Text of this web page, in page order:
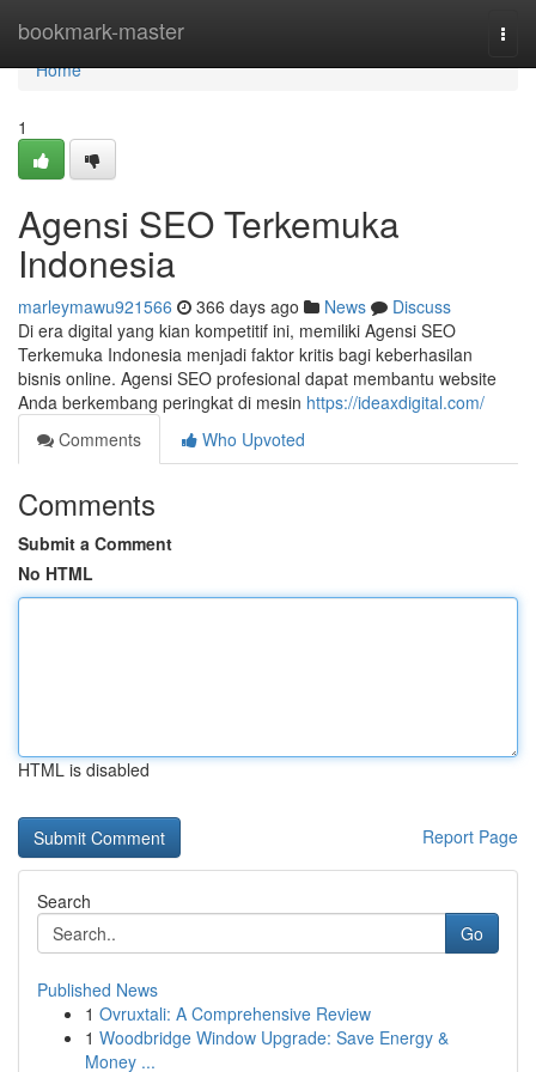
bookmark-master
Home
Home
1
Agensi SEO Terkemuka
Indonesia
marleymawu921566 366 days ago News
Discuss
Di era digital yang kian kompetitif ini, memiliki Agensi SEO
Terkemuka Indonesia menjadi faktor kritis bagi keberhasilan
bisnis online. Agensi SEO profesional dapat membantu website
Anda berkembang peringkat di mesin https://ideaxdigital.com/
Comments
Who Upvoted
Comments
Submit a Comment
No HTML
HTML is disabled
Report Page
Search
Go
Published News
1 Ovruxtali: A Comprehensive Review
1 Woodbridge Window Upgrade: Save Energy &
Money ...